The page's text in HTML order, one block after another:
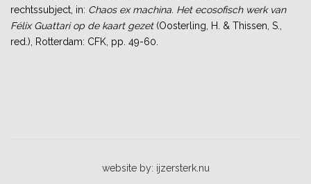
rechtssubject, in: Chaos ex machina. Het ecosofisch werk van
Félix Guattari op de kaart gezet(Oosterling, H. & Thissen, S.,
red.), Rotterdam: CFK, pp. 49-60.
website by: ijzersterk.nu